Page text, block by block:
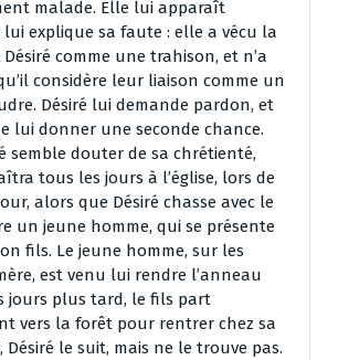
malade. Elle lui apparaît
explique sa faute : elle a vécu la
comme une trahison, et n’a
considère leur liaison comme un
Désiré lui demande pardon, et
lui donner une seconde chance.
semble douter de sa chrétienté,
tous les jours à l’église, lors de
alors que Désiré chasse avec le
un jeune homme, qui se présente
fils. Le jeune homme, sur les
est venu lui rendre l’anneau
jours plus tard, le fils part
vers la forêt pour rentrer chez sa
Désiré le suit, mais ne le trouve pas.